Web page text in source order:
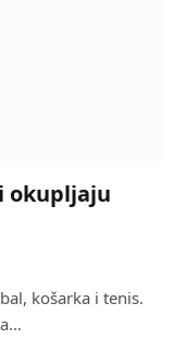
okupljaju
košarka i tenis.